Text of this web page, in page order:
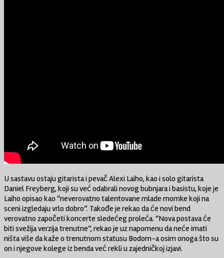
U sastavu ostaju gitarista i pevač Alexi Laiho, kao i solo gitarista
Daniel Freyberg, koji su već odabrali novog bubnjara i basistu, koje je
Laiho opisao kao “neverovatno talentovane mlade momke koji na
sceni izgledaju vrlo dobro”. Takođe je rekao da će novi bend
verovatno započeti koncerte sledećeg proleća. “Nova postava će
biti svežija verzija trenutne”, rekao je uz napomenu da neće imati
ništa više da kaže o trenutnom statusu Bodom-a osim onoga što su
on i njegove kolege iz benda već rekli u zajedničkoj izjavi.